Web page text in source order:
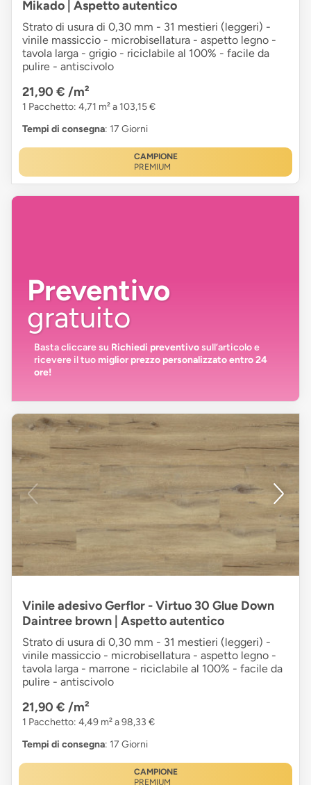
Mikado | Aspetto autentico
Strato di usura di 0,30 mm - 31 mestieri (leggeri) -
vinile massiccio - microbisellatura - aspetto legno -
tavola larga - grigio - riciclabile al 100% - facile da
pulire - antiscivolo
21,90 € /m²
1 Pacchetto: 4,71 m² a 103,15 €
Tempi di consegna: 17 Giorni
CAMPIONE
PREMIUM
Preventivo
gratuito
Basta cliccare su Richiedi preventivosull’articolo e
ricevere il tuomiglior prezzo personalizzato entro 24
ore!
Vinile adesivo Gerflor - Virtuo 30 Glue Down
Daintree brown | Aspetto autentico
Strato di usura di 0,30 mm - 31 mestieri (leggeri) -
vinile massiccio - microbisellatura - aspetto legno -
tavola larga - marrone - riciclabile al 100% - facile da
pulire - antiscivolo
21,90 € /m²
1 Pacchetto: 4,49 m² a 98,33 €
Tempi di consegna: 17 Giorni
CAMPIONE
PREMIUM